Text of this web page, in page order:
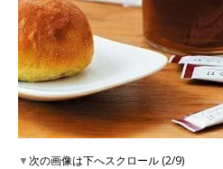
▼次の画像は下へスクロール (2/9)